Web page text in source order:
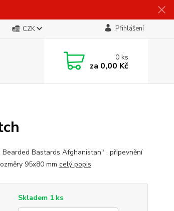
CZK Přihlášení
0ks
za 0,00 Kč
Bastards Afghanistan" , připevnění
95x80 mm celý popis
Skladem 1 ks